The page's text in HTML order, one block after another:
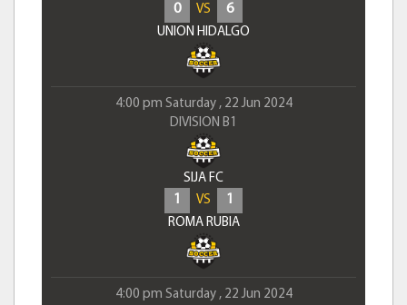
0 VS 6
UNION HIDALGO
4:00 pm Saturday , 22 Jun 2024
DIVISION B1
SIJA FC
1 VS 1
ROMA RUBIA
4:00 pm Saturday , 22 Jun 2024